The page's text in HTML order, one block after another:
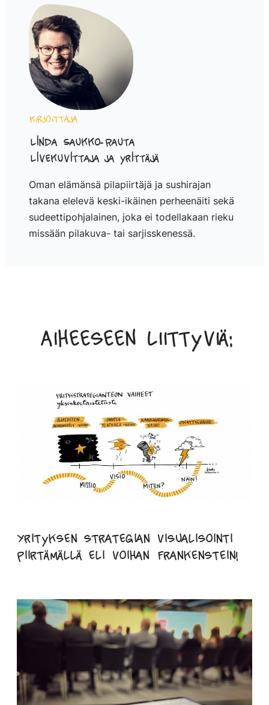
Kirjoittaja
Linda Saukko-Rauta
Livekuvittaja ja yrittäjä
Oman elämänsä pilapiirtäjä ja sushirajan
takana elelevä keski-ikäinen perheenäiti sekä
sudeettipohjalainen, joka ei todellakaan rieku
missään pilakuva- tai sarjisskenessä.
Aiheeseen liittyviä:
Yrityksen strategian visualisointi
piirtämällä eli voihan Frankenstein!